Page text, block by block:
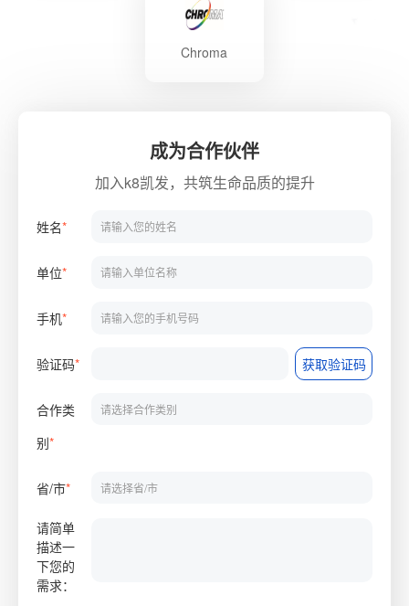
Chroma
成为合作伙伴
加入k8凯发，共筑生命品质的提升
姓名*
单位*
手机*
验证码* 获取验证码
合作类
别*
省/市*
请简单
描述一
下您的
需求：